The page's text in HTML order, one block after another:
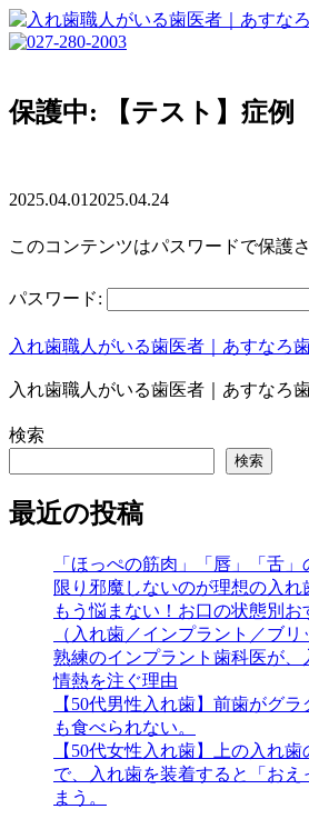
保護中: 【テスト】症例
2025.04.01 2025.04.24
このコンテンツはパスワードで保護
パスワード:
入れ歯職人がいる歯医者｜あすなろ
入れ歯職人がいる歯医者｜あすなろ
検索
検索
最近の投稿
「ほっぺの筋肉」「唇」「舌
限り邪魔しないのが理想の入れ
もう悩まない！お口の状態別お
（入れ歯／インプラント／ブリ
熟練のインプラント歯科医が、
情熱を注ぐ理由
【50代男性入れ歯】前歯がグ
も食べられない。
【50代女性入れ歯】上の入れ
で、入れ歯を装着すると「おえ
まう。